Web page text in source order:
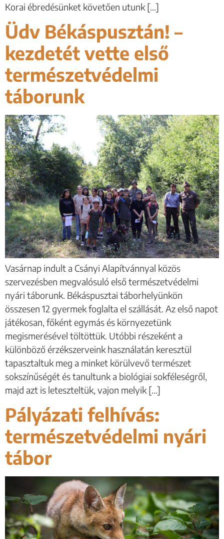
Korai ébredésünket követően utunk […]
Üdv Békáspusztán! –
kezdetét vette első
természetvédelmi
táborunk
Vasárnap indult a Csányi Alapítvánnyal közös
szervezésben megvalósuló első természetvédelmi
nyári táborunk. Békáspusztai táborhelyünkön
összesen 12 gyermek foglalta el szállását. Az első napot
játékosan, főként egymás és környezetünk
megismerésével töltöttük. Utóbbi részeként a
különböző érzékszerveink használatán keresztül
tapasztaltuk meg a minket körülvevő természet
sokszínűségét és tanultunk a biológiai sokféleségről,
majd azt is leteszteltük, vajon melyik […]
Pályázati felhívás:
természetvédelmi nyári
tábor